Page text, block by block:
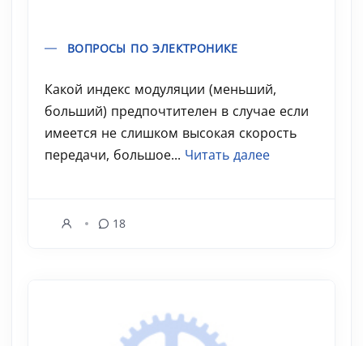
ВОПРОСЫ ПО ЭЛЕКТРОНИКЕ
Какой индекс модуляции (меньший,
больший) предпочтителен в случае если
имеется не слишком высокая скорость
передачи, большое... Читать далее
18